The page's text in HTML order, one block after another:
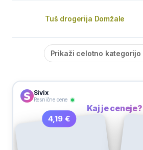
Tuš drogerija Domžale
Prikaži celotno kategorijo
Sivix
Resnične cene
Kaj je ceneje?
4,19 €